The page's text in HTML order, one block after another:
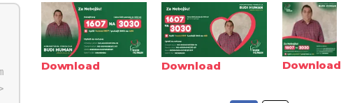
Download Download Download